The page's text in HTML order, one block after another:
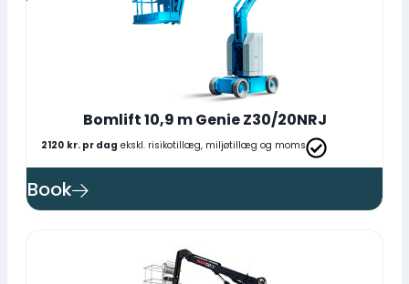
Bomlift 10,9 m Genie Z30/20NRJ
2120 kr. pr dag ekskl. risikotillæg, miljøtillæg og moms
Book